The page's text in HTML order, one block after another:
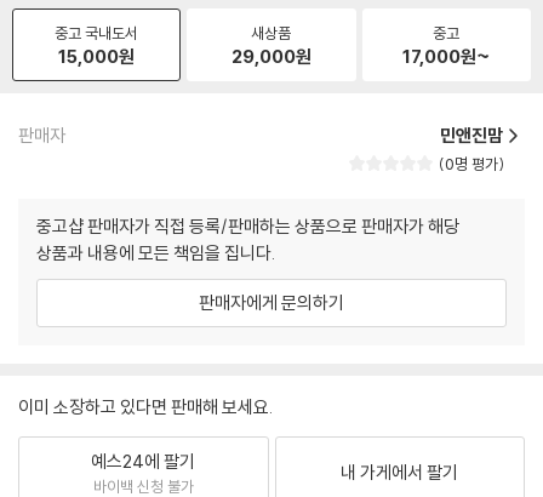
중고 국내도서
15,000원
새상품
29,000원
중고
17,000원~
판매자 민앤진맘
0명 평가
중고샵 판매자가 직접 등록/판매하는 상품으로 판매자가 해당
상품과 내용에 모든 책임을 집니다.
판매자에게 문의하기
이미 소장하고 있다면 판매해 보세요.
예스24에 팔기
바이백 신청 불가
내 가게에서 팔기